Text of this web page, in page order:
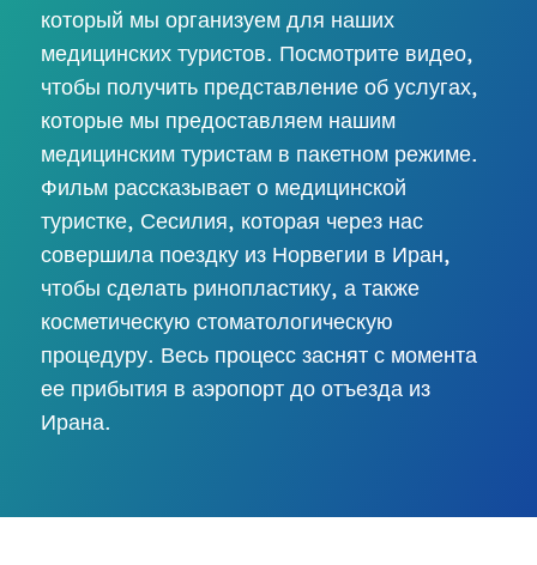
который мы организуем для наших
медицинских туристов. Посмотрите видео,
чтобы получить представление об услугах,
которые мы предоставляем нашим
медицинским туристам в пакетном режиме.
Фильм рассказывает о медицинской
туристке, Сесилия, которая через нас
совершила поездку из Норвегии в Иран,
чтобы сделать ринопластику, а также
косметическую стоматологическую
процедуру. Весь процесс заснят с момента
ее прибытия в аэропорт до отъезда из
Ирана.